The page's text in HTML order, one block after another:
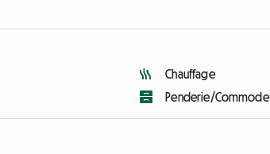
Chauffage
Penderie/Commode